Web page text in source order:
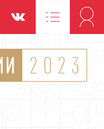
Вконтакте